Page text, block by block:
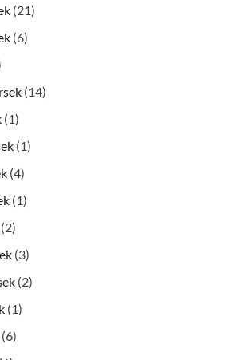
(21)
(6)
(14)
(1)
(1)
(4)
(1)
(2)
(3)
(2)
(1)
(6)